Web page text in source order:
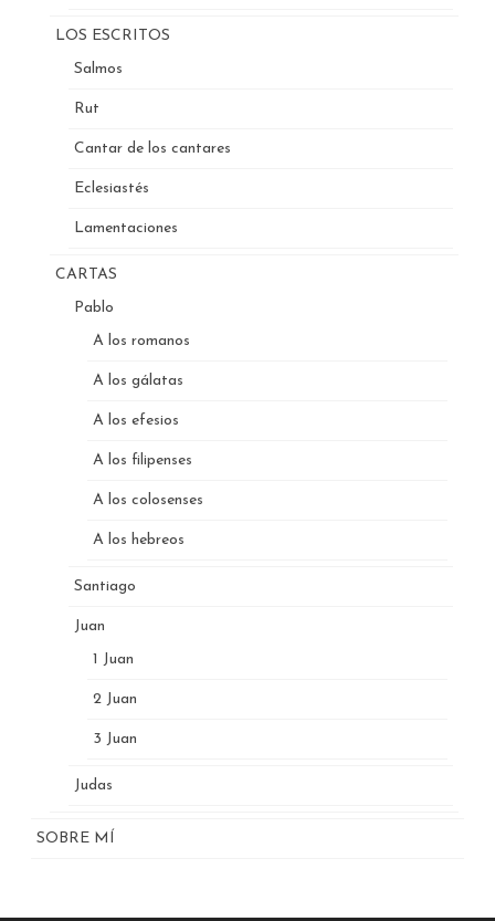
LOS ESCRITOS
Salmos
Rut
Cantar de los cantares
Eclesiastés
Lamentaciones
CARTAS
Pablo
A los romanos
A los gálatas
A los efesios
A los filipenses
A los colosenses
A los hebreos
Santiago
Juan
1 Juan
2 Juan
3 Juan
Judas
SOBRE MÍ